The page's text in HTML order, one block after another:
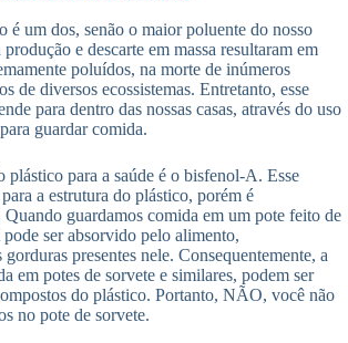
é um dos, senão o maior poluente do nosso
e descarte em massa resultaram em
poluídos, na morte de inúmeros
de diversos ecossistemas. Entretanto, esse
para dentro das nossas casas, através do uso
guardar comida.
plástico para a saúde é o bisfenol-A. Esse
a estrutura do plástico, porém é
guardamos comida em um pote feito de
ser absorvido pelo alimento,
presentes nele. Consequentemente, a
em potes de sorvete e similares, podem ser
do plástico. Portanto, NÃO, você não
no pote de sorvete.